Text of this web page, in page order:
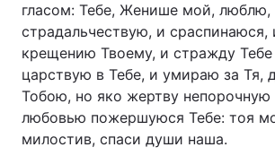
Тема оформлення
гласом: Тебе, Женише мой,
страдальчествую, и сраспинаюся,
крещению Твоему, и стражду
царствую в Тебе, и умираю за Тя,
Тобою, но яко жертву
любовью пожершуюся Тебе: тоя
милостив, спаси души наша.